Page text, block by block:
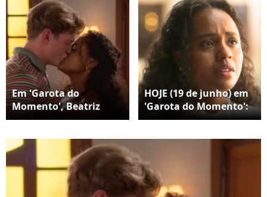
Em 'Garota do
Momento', Beatriz
comemora com Beto e
escola primária.
HOJE (19 de junho) em
'Garota do Momento':
Beatriz é salva por
surpreendente após
Juliano; filho deixa
Maristela em choque